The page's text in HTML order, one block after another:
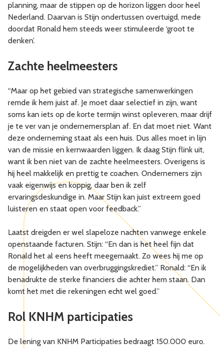
planning, maar de stippen op de horizon liggen door heel
Nederland. Daarvan is Stijn ondertussen overtuigd, mede
doordat Ronald hem steeds weer stimuleerde ‘groot te
denken’.
Zachte heelmeesters
“Maar op het gebied van strategische samenwerkingen
remde ik hem juist af. Je moet daar selectief in zijn, want
soms kan iets op de korte termijn winst opleveren, maar drijf
je te ver van je ondernemersplan af. En dat moet niet. Want
deze onderneming staat als een huis. Dus alles moet in lijn
van de missie en kernwaarden liggen. Ik daag Stijn flink uit,
want ik ben niet van de zachte heelmeesters. Overigens is
hij heel makkelijk en prettig te coachen. Ondernemers zijn
vaak eigenwijs en koppig, daar ben ik zelf
ervaringsdeskundige in. Maar Stijn kan juist extreem goed
luisteren en staat open voor feedback.”
Laatst dreigden er wel slapeloze nachten vanwege enkele
openstaande facturen. Stijn: “En dan is het heel fijn dat
Ronald het al eens heeft meegemaakt. Zo wees hij me op
de mogelijkheden van overbruggingskrediet.” Ronald: “En ik
benadrukte de sterke financiers die achter hem staan. Dan
komt het met die rekeningen echt wel goed.”
Rol KNHM participaties
De lening van KNHM Participaties bedraagt 150.000 euro.